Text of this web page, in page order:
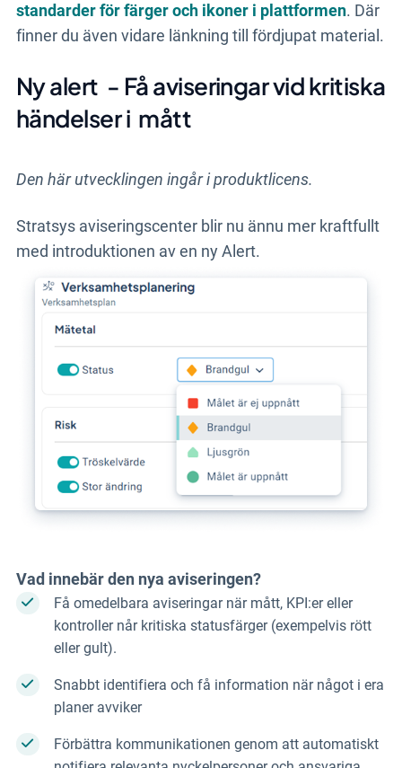
standarder för färger och ikoner i plattformen. Där
finner du även vidare länkning till fördjupat material.
Ny alert - Få aviseringar vid kritiska
händelser i mått
Den här utvecklingen ingår i produktlicens.
Stratsys aviseringscenter blir nu ännu mer kraftfullt
med introduktionen av en ny Alert.
Vad innebär den nya aviseringen?
Få omedelbara aviseringar när mått, KPI:er eller
kontroller når kritiska statusfärger (exempelvis rött
eller gult).
Snabbt identifiera och få information när något i era
planer avviker
Förbättra kommunikationen genom att automatiskt